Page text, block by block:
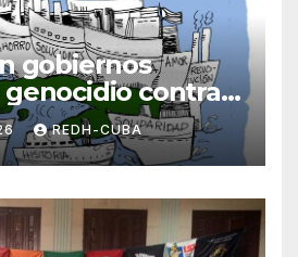
gobiernos
contra
López
REDH-CUBA